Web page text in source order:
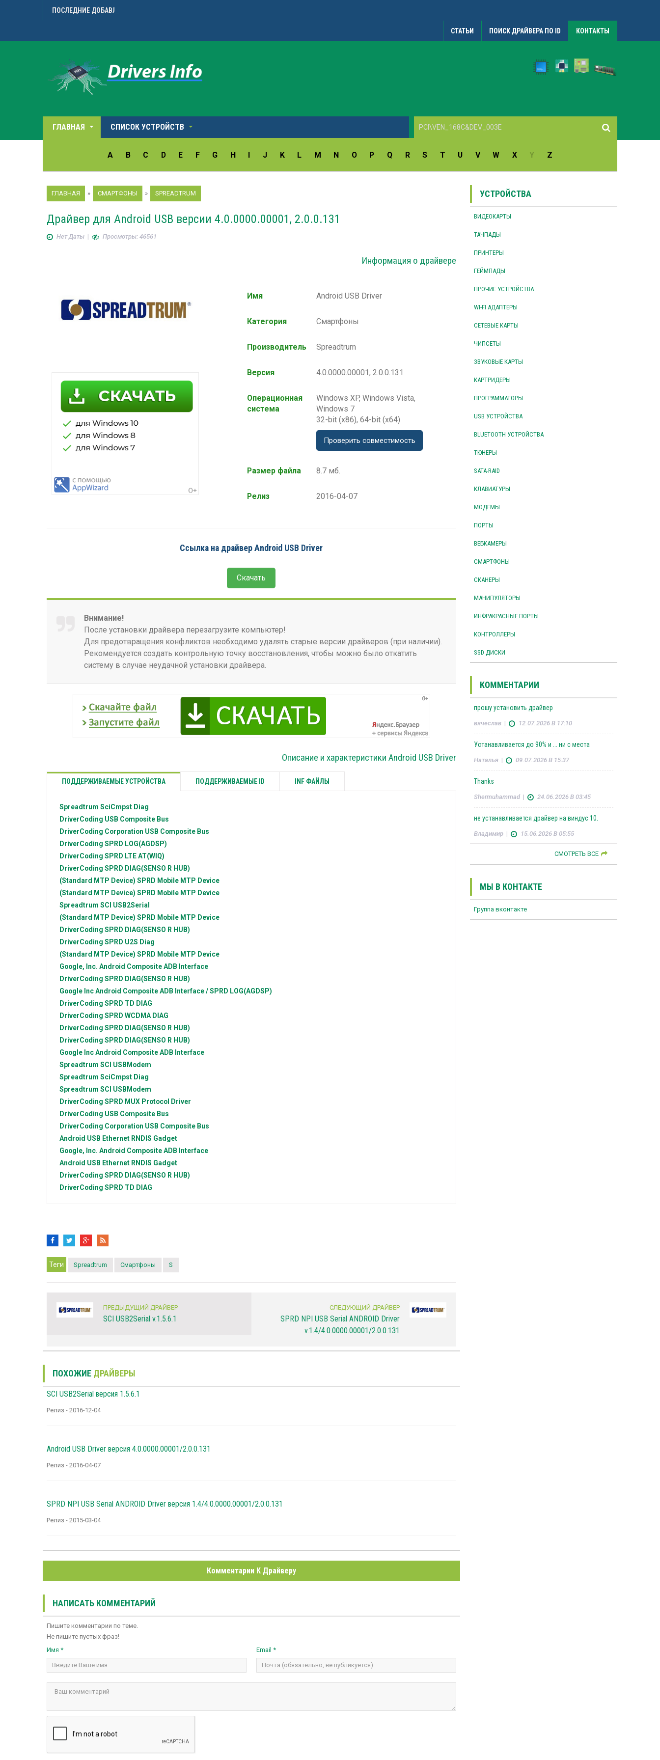
ПОСЛЕДНИЕ ДОБАВЛЕННЫЕ ДРАЙВЕРА
СТАТЬИ ПОИСК ДРАЙВЕРА ПО ID КОНТАКТЫ
ГЛАВНАЯ СПИСОК УСТРОЙСТВ
A B C D E F G H J K L M N O P Q R S T U V W X Y Z
ГЛАВНАЯ » СМАРТФОНЫ » SPREADTRUM
Драйвер для Android USB версии 4.0.0000.00001, 2.0.0.131
Нет Даты | Просмотры: 46561
Информация о драйвере
Имя Android USB Driver
Категория Смартфоны
Производитель Spreadtrum
Версия 4.0.0000.00001, 2.0.0.131
Операционная
система
Windows XP, Windows Vista,
Windows 7
32-bit (x86), 64-bit (x64)
Проверить совместимость
Размер файла 8.7 мб.
Релиз 2016-04-07
Ссылка на драйвер Android USB Driver
Скачать
Внимание!
После установки драйвера перезагрузите компьютер!
Для предотвращения конфликтов необходимо удалять старые версии драйверов (при наличии).
Рекомендуется создать контрольную точку восстановления, чтобы можно было откатить
систему в случае неудачной установки драйвера.
Описание и характеристики Android USB Driver
ПОДДЕРЖИВАЕМЫЕ УСТРОЙСТВА ПОДДЕРЖИВАЕМЫЕ ID INF ФАЙЛЫ
Spreadtrum SciCmpst Diag
DriverCoding USB Composite Bus
DriverCoding Corporation USB Composite Bus
DriverCoding SPRD LOG(AGDSP)
DriverCoding SPRD LTE AT(WIQ)
DriverCoding SPRD DIAG(SENSO R HUB)
(Standard MTP Device) SPRD Mobile MTP Device
(Standard MTP Device) SPRD Mobile MTP Device
Spreadtrum SCI USB2Serial
(Standard MTP Device) SPRD Mobile MTP Device
DriverCoding SPRD DIAG(SENSO R HUB)
DriverCoding SPRD U2S Diag
(Standard MTP Device) SPRD Mobile MTP Device
Google, Inc. Android Composite ADB Interface
DriverCoding SPRD DIAG(SENSO R HUB)
Google IncAndroid Composite ADB Interface / SPRD LOG(AGDSP)
DriverCoding SPRD TD DIAG
DriverCoding SPRD WCDMA DIAG
DriverCoding SPRD DIAG(SENSO R HUB)
DriverCoding SPRD DIAG(SENSO R HUB)
Google IncAndroid Composite ADB Interface
Spreadtrum SCI USBModem
Spreadtrum SciCmpst Diag
Spreadtrum SCI USBModem
DriverCoding SPRD MUX Protocol Driver
DriverCoding USB Composite Bus
DriverCoding Corporation USB Composite Bus
Android USB Ethernet RNDIS Gadget
Google, Inc. Android Composite ADB Interface
Android USB Ethernet RNDIS Gadget
DriverCoding SPRD DIAG(SENSO R HUB)
DriverCoding SPRD TD DIAG
Теги Spreadtrum Смартфоны S
ПРЕДЫДУЩИЙ ДРАЙВЕР
SCI USB2Serial v.1.5.6.1
СЛЕДУЮЩИЙ ДРАЙВЕР
SPRD NPI USB Serial ANDROID Driver
v.1.4/4.0.0000.00001/2.0.0.131
ПОХОЖИЕ ДРАЙВЕРЫ
SCI USB2Serial версия 1.5.6.1
Релиз - 2016-12-04
Android USB Driver версия 4.0.0000.00001/2.0.0.131
Релиз - 2016-04-07
SPRD NPI USB Serial ANDROID Driver версия 1.4/4.0.0000.00001/2.0.0.131
Релиз - 2015-03-04
Комментарии К Драйверу
НАПИСАТЬ КОММЕНТАРИЙ
Пишите комментарии по теме.
Не пишите пустых фраз!
Имя *
Email *
УСТРОЙСТВА
ВИДЕОКАРТЫ
ТАЧПАДЫ
ПРИНТЕРЫ
ГЕЙМПАДЫ
ПРОЧИЕ УСТРОЙСТВА
WI-FI АДАПТЕРЫ
СЕТЕВЫЕ КАРТЫ
ЧИПСЕТЫ
ЗВУКОВЫЕ КАРТЫ
КАРТРИДЕРЫ
ПРОГРАММАТОРЫ
USB УСТРОЙСТВА
BLUETOOTH УСТРОЙСТВА
ТЮНЕРЫ
SATA-RAID
КЛАВИАТУРЫ
МОДЕМЫ
ПОРТЫ
ВЕБКАМЕРЫ
СМАРТФОНЫ
СКАНЕРЫ
МАНИПУЛЯТОРЫ
ИНФРАКРАСНЫЕ ПОРТЫ
КОНТРОЛЛЕРЫ
SSD ДИСКИ
КОММЕНТАРИИ
прошу установить драйвер
вячеслав| 12.07.2026 В 17:10
Устанавливается до 90% и ... ни с места
Наталья| 09.07.2026 В 15:37
Thanks
Shermuhammad| 24.06.2026 В 03:45
не устанавливается драйвер на виндус 10.
Владимир| 15.06.2026 В 05:55
СМОТРЕТЬ ВСЕ
МЫ В КОНТАКТЕ
Группа вконтакте